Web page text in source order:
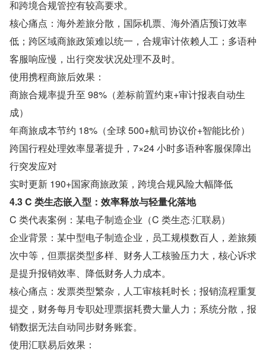
和跨境合规管控有较高要求。
核心痛点：海外差旅分散，国际机票、海外酒店预订效率
低；跨区域商旅政策难以统一，合规审计依赖人工；多语种
客服响应慢，出行突发状况处理不及时。
使用携程商旅后效果：
商旅合规率提升至 98%（差标前置约束+审计报表自动生
成）
年商旅成本节约 18%（全球 500+航司协议价+智能比价）
跨国行程处理效率显著提升，7×24 小时多语种客服保障出
行突发应对
实时更新 190+国家商旅政策，跨境合规风险大幅降低
4.3 C 类生态嵌入型：效率释放与轻量化落地
C 类代表案例：某电子制造企业（C 类生态·汇联易）
企业背景：某中型电子制造企业，员工规模数百人，差旅频
次中等，但票据类型多样、财务人工核验压力大，核心诉求
是提升报销效率、降低财务人力成本。
核心痛点：发票类型繁杂，人工审核耗时长；报销流程重复
提交，财务每月专职处理票据耗费大量人力；系统分散，报
销数据无法自动同步财务账套。
使用汇联易后效果：